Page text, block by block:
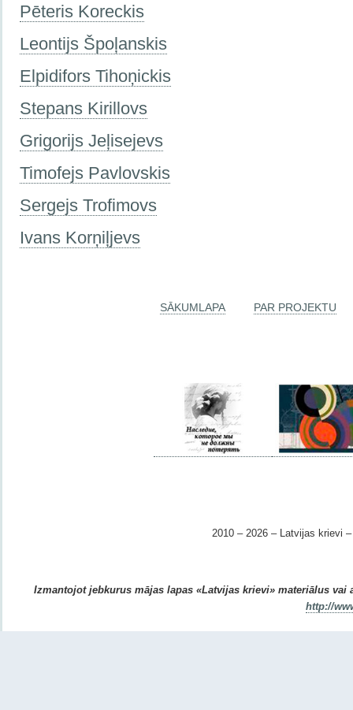
Pēteris Koreckis
Leontijs Špoļanskis
Elpidifors Tihoņickis
Stepans Kirillovs
Grigorijs Jeļisejevs
Timofejs Pavlovskis
Sergejs Trofimovs
Ivans Korņiļjevs
SĀKUMLAPA PAR PROJEKTU
2010 – 2026 – Latvijas krievi –
Izmantojot jebkurus mājas lapas «Latvijas krievi» materiālus
http://